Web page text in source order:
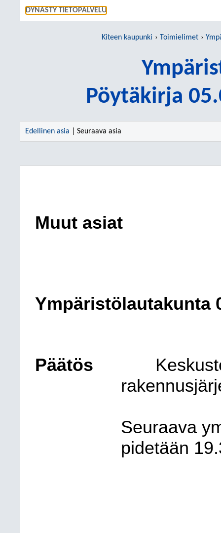
DYNASTY TIETOPALVELU
Kiteen kaupunki Toimielimet
Pöytäkirja
Edellinen asia | Seuraava asia
Muut asiat
Ympäristölautakunta
Päätös
Seuraava
pidetään